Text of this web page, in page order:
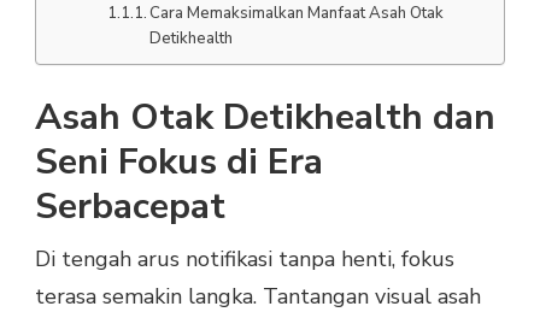
Cara Memaksimalkan Manfaat Asah Otak
Detikhealth
Asah Otak Detikhealth dan
Seni Fokus di Era
Serbacepat
Di tengah arus notifikasi tanpa henti, fokus
terasa semakin langka. Tantangan visual asah